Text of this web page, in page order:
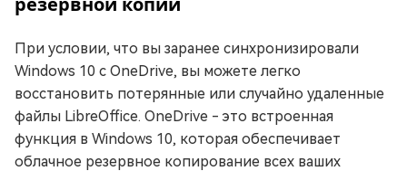
При условии, что вы заранее синхронизировали
Windows 10 с OneDrive, вы можете легко
восстановить потерянные или случайно удаленные
файлы LibreOffice. OneDrive - это встроенная
функция в Windows 10, которая обеспечивает
облачное резервное копирование всех ваших